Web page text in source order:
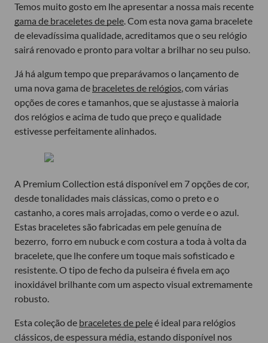
Temos muito gosto em lhe apresentar a nossa mais recente
gama de braceletes de pele. Com esta nova gama bracelete
de elevadíssima qualidade, acreditamos que o seu relógio
sairá renovado e pronto para voltar a brilhar no seu pulso.
Já há algum tempo que preparávamos o lançamento de
uma nova gama de braceletes de relógios, com várias
opções de cores e tamanhos, que se ajustasse à maioria
dos relógios e acima de tudo que preço e qualidade
estivesse perfeitamente alinhados.
A Premium Collection está disponível em 7 opções de cor,
desde tonalidades mais clássicas, como o preto e o
castanho, a cores mais arrojadas, como o verde e o azul.
Estas braceletes são fabricadas em pele genuína de
bezerro, forro em nubuck e com costura a toda à volta da
bracelete, que lhe confere um toque mais sofisticado e
resistente. O tipo de fecho da pulseira é fivela em aço
inoxidável brilhante com um aspecto visual extremamente
robusto.
Esta coleção de braceletes de peleé ideal para relógios
clássicos, de espessura média, estando disponível nos